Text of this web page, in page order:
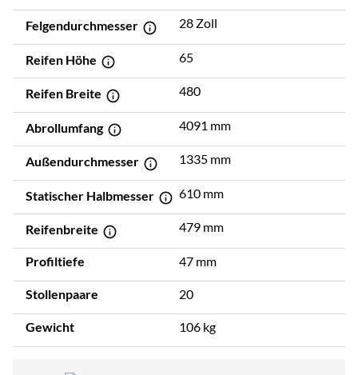
Felgendurchmesser 28 Zoll
Reifen Höhe 65
Reifen Breite 480
Abrollumfang 4091 mm
Außendurchmesser 1335 mm
Statischer Halbmesser 610 mm
Reifenbreite 479 mm
Profiltiefe 47 mm
Stollenpaare 20
Gewicht 106 kg